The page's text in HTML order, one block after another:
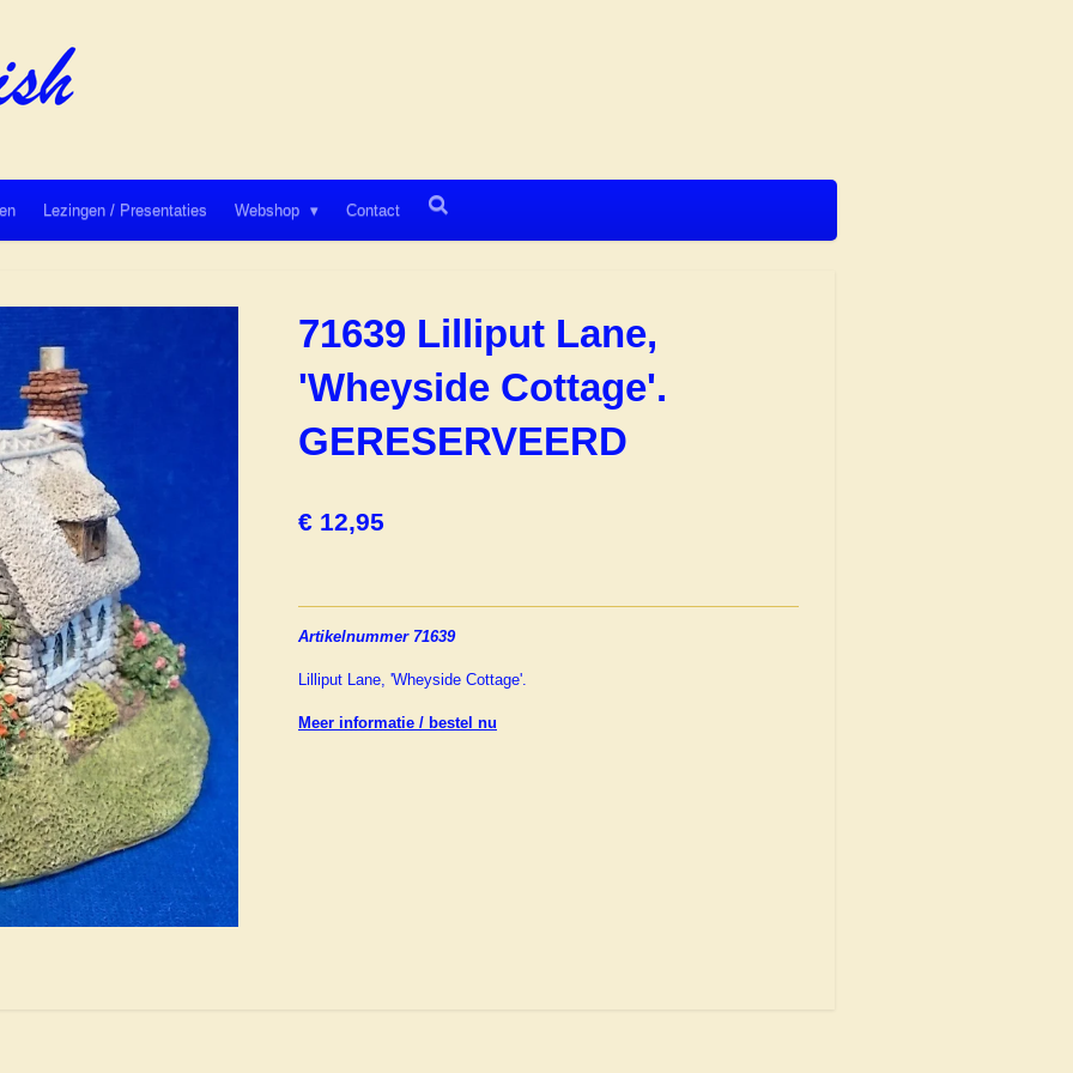
Lezingen / Presentaties Webshop Contact
71639 Lilliput Lane,
'Wheyside Cottage'.
GERESERVEERD
€ 12,95
Artikelnummer 71639
Lilliput Lane, 'Wheyside Cottage'.
Meer informatie / bestel nu